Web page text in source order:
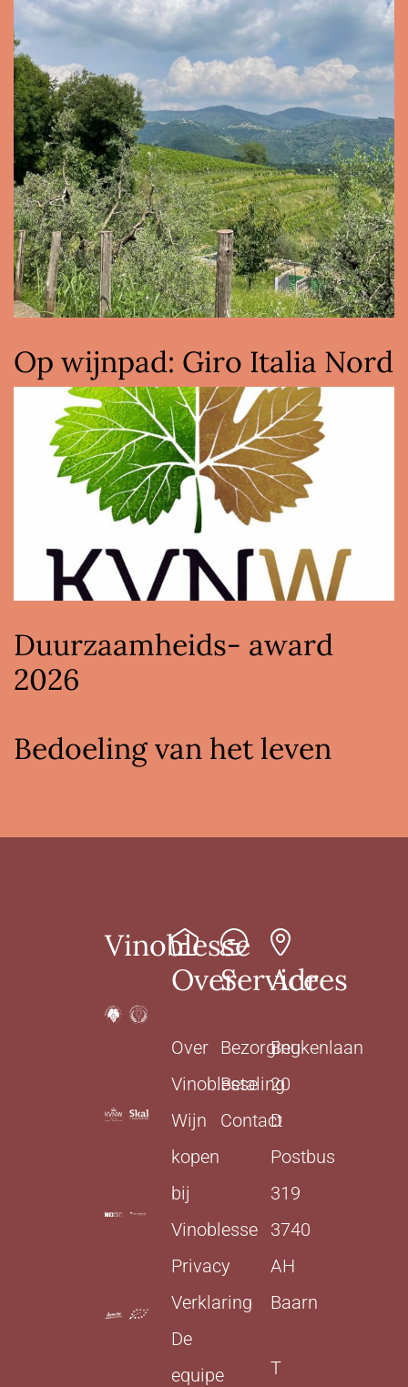
Op wijnpad: Giro Italia Nord
Duurzaamheids- award
2026
Bedoeling van het leven
Vinoblesse
Over
Over
Vinoblesse
Wijn
kopen
bij
Vinoblesse
Privacy
Verklaring
De
equipe
Service
Bezorging
Betaling
Contact
Adres
Beukenlaan
20
D
Postbus
319
3740
AH
Baarn
T